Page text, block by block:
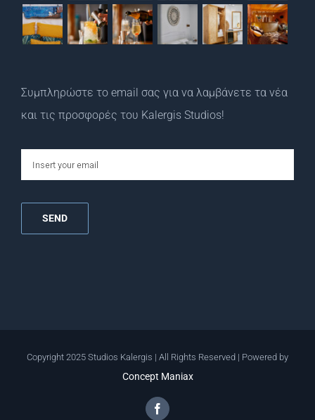
Συμπληρώστε το email σας για να λαμβάνετε τα νέα
και τις προσφορές του Kalergis Studios!
email
Copyright 2025 Studios Kalergis | All Rights Reserved | Powered by
Concept Maniax
Facebook